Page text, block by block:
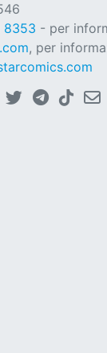
8353 - per
, per